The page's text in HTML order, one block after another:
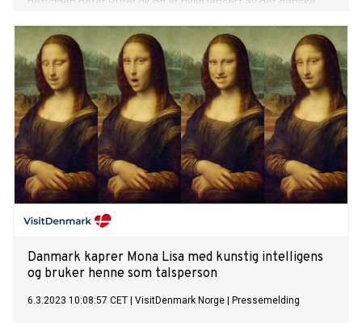
beskrives 11 ulike sykkelruter på 5000 km som forbinder
Danmark fra kyst til kyst.
Danmark kaprer Mona Lisa med kunstig intelligens
og bruker henne som talsperson
6.3.2023 10:08:57 CET VisitDenmark Norge Pressemelding